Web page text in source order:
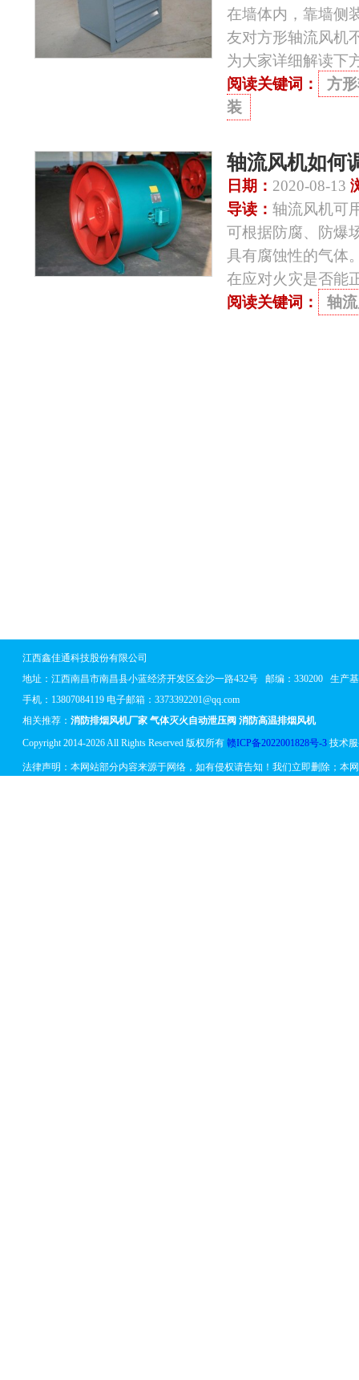
在墙体内，靠墙侧
友对方形轴流风机
为大家详细解读下
阅读关键词：
方
装
轴流风机如何
日期： 2020-08-13
导读： 轴流风机可
可根据防腐、防爆
具有腐蚀性的气体
在应对火灾是否能
阅读关键词：
轴
江西鑫佳通科技股份有限公司
地址： 江西南昌市南昌县小蓝经济开发区金沙一路432号邮编：330200 生产基
手机：13807084119 电子邮箱：3373392201@qq.com
相关推荐： 消防排烟风机厂家 气体灭火自动泄压阀 消防高温排烟风机
Copyright 2014-2026 All Rights Reserved 版权所有 赣ICP备2022001828号-3技术服
法律声明：本网站部分内容来源于网络，如有侵权请告知！我们立即删除；本